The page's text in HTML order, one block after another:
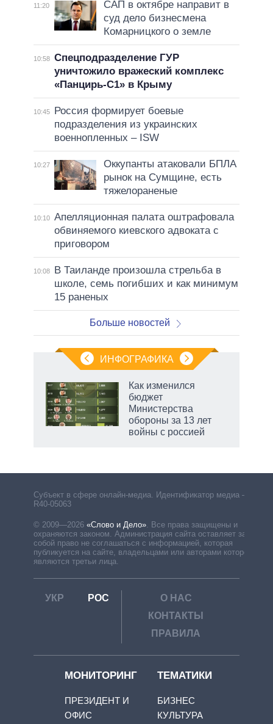
11:20
САП в октябре направит в
суд дело бизнесмена
Комарницкого о земле
10:58 Спецподразделение ГУР
уничтожило вражеский комплекс
«Панцирь-С1» в Крыму
10:45
Россия формирует боевые
подразделения из украинских
военнопленных – ISW
10:27
Оккупанты атаковали БПЛА
рынок на Сумщине, есть
тяжелораненые
10:10 Апелляционная палата оштрафовала
обвиняемого киевского адвоката с
приговором
10:08
В Таиланде произошла стрельба в
школе, семь погибших и как минимум
15 раненых
Больше новостей
ИНФОГРАФИКА
Как изменился
бюджет
Министерства
обороны за 13 лет
войны с россией
Субъект в сфере онлайн-медиа. Идентификатор медиа –
R40-05063
© 2009—2026 «Слово и Дело». Все права защищены и
охраняются законом. Администрация сайта оставляет за
собой право не соглашаться с информацией, которая
публикуется на сайте, владельцами или авторами которой
являются третьи лица.
УКР РОС
О НАС
КОНТАКТЫ
ПРАВИЛА
МОНИТОРИНГ
ПРЕЗИДЕНТ И
ОФИС
ТЕМАТИКИ
БИЗНЕС
КУЛЬТУРА